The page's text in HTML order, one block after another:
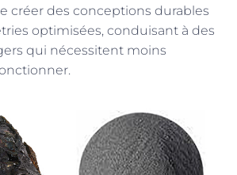
créer des conceptions durables
optimisées, conduisant à des
qui nécessitent moins